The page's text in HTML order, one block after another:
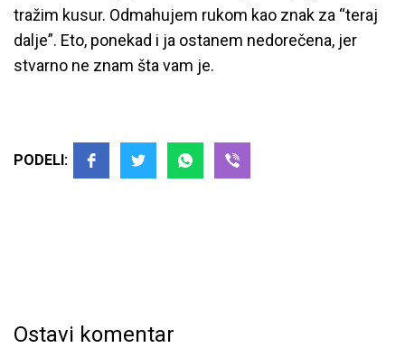
tražim kusur. Odmahujem rukom kao znak za “teraj
dalje”. Eto, ponekad i ja ostanem nedorečena, jer
stvarno ne znam šta vam je.
PODELI:
Ostavi komentar